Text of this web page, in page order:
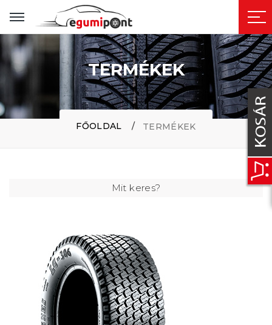
TERMÉKEK
FŐOLDAL TERMÉKEK
Mit keres?